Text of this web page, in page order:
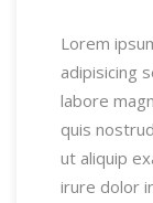
Lorem
adipisicing
labore
quis
ut aliquip
irure dolor